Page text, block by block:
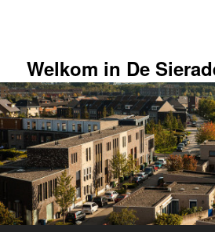
inhoudWelkom in De